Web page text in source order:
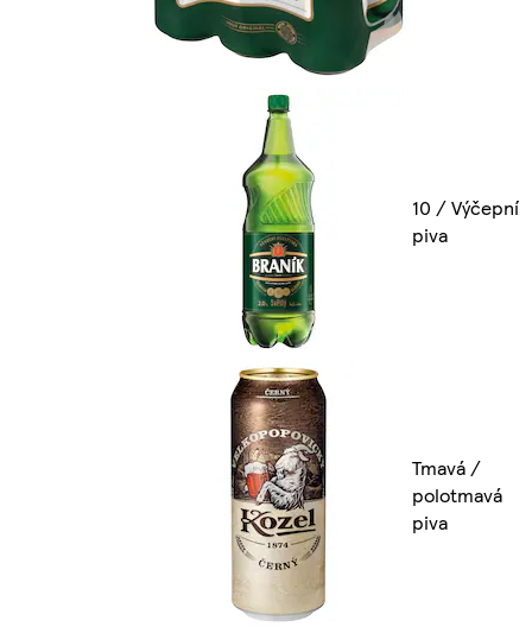
10 / Výčepní
piva
Tmavá /
polotmavá
piva